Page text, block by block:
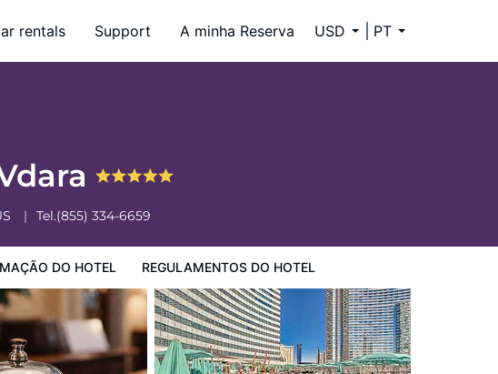
rentals Support A minha Reserva USD PT
Tel.(855) 334-6659
DO HOTEL REGULAMENTOS DO HOTEL